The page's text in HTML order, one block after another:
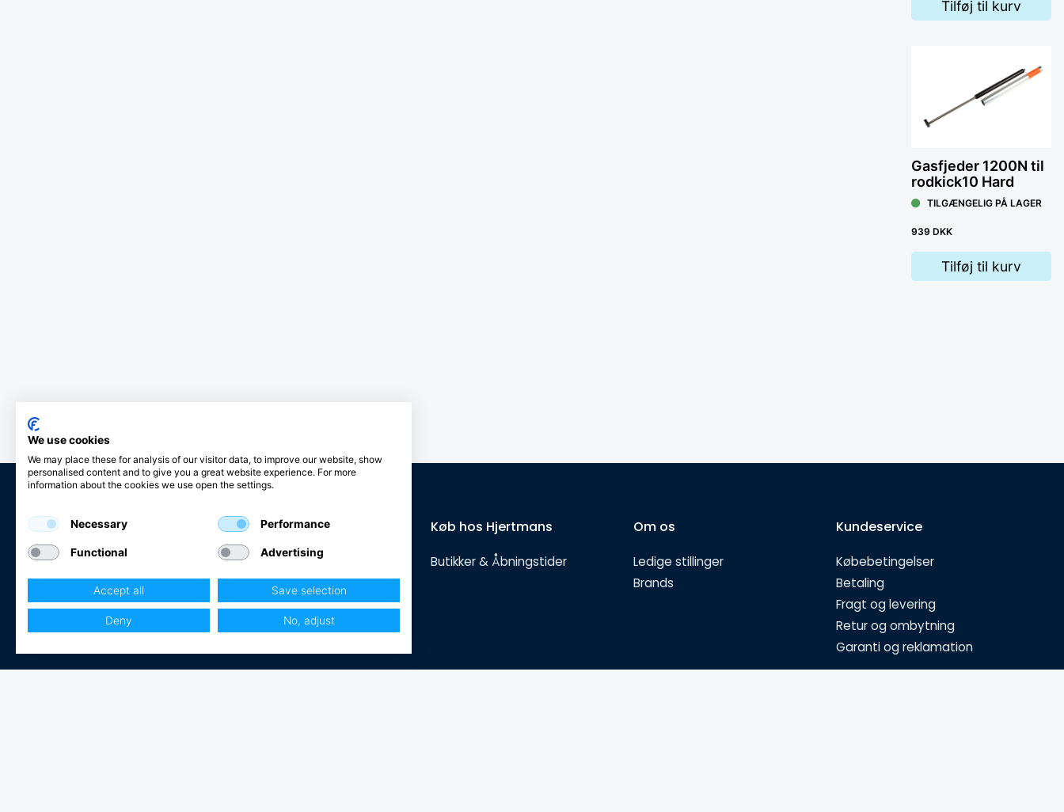
Tilføj til kurv
Gasfjeder 1200N til
rodkick10 Hard
TILGÆNGELIG PÅ LAGER
939 DKK
Tilføj til kurv
Club Hjertmans
Log ind
Bliv kunde
Sejlerdrømme
Køb hos Hjertmans
Butikker & Åbningstider
Om os
Ledige stillinger
Brands
Kundeservice
Købebetingelser
Betaling
Fragt og levering
Retur og ombytning
Garanti og reklamation
We use cookies
We may place these for analysis of our visitor data, to improve our website, show
personalised content and to give you a great website experience. For more
information about the cookies we use open the settings.
Necessary Performance
Functional Advertising
Accept all Save selection
Deny No, adjust